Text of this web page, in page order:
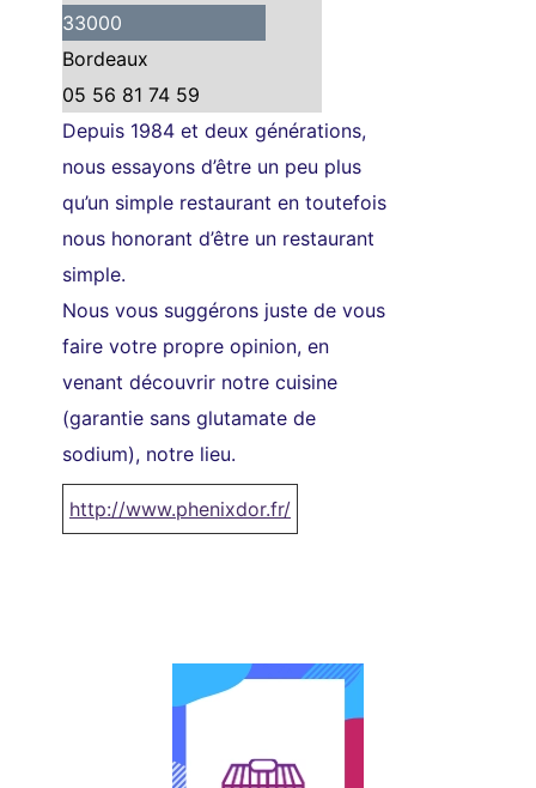
33000
Bordeaux
05 56 81 74 59
Depuis 1984 et deux générations,
nous essayons d’être un peu plus
qu’un simple restaurant en toutefois
nous honorant d’être un restaurant
simple.
Nous vous suggérons juste de vous
faire votre propre opinion, en
venant découvrir notre cuisine
(garantie sans glutamate de
sodium), notre lieu.
http://www.phenixdor.fr/